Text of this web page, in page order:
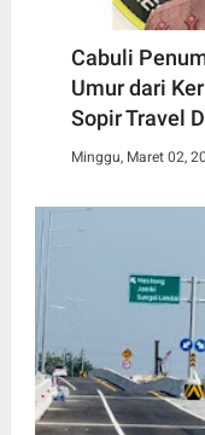
Cabuli
Umur dari
Sopir Travel
Minggu, Maret 02,